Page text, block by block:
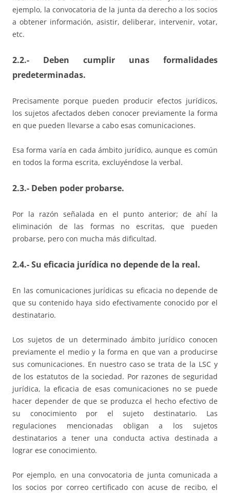
ejemplo, la convocatoria de la junta da derecho a los socios
a obtener información, asistir, deliberar, intervenir, votar,
etc.
2.2.- Deben cumplir unas formalidades
predeterminadas.
Precisamente porque pueden producir efectos jurídicos,
los sujetos afectados deben conocer previamente la forma
en que pueden llevarse a cabo esas comunicaciones.
Esa forma varía en cada ámbito jurídico, aunque es común
en todos la forma escrita, excluyéndose la verbal.
2.3.- Deben poder probarse.
Por la razón señalada en el punto anterior; de ahí la
eliminación de las formas no escritas, que pueden
probarse, pero con mucha más dificultad.
2.4.- Su eficacia jurídica no depende de la real.
En las comunicaciones jurídicas su eficacia no depende de
que su contenido haya sido efectivamente conocido por el
destinatario.
Los sujetos de un determinado ámbito jurídico conocen
previamente el medio y la forma en que van a producirse
sus comunicaciones. En nuestro caso se trata de la LSC y
de los estatutos de la sociedad. Por razones de seguridad
jurídica, la eficacia de esas comunicaciones no se puede
hacer depender de que se produzca el hecho efectivo de
su conocimiento por el sujeto destinatario. Las
regulaciones mencionadas obligan a los sujetos
destinatarios a tener una conducta activa destinada a
lograr ese conocimiento.
Por ejemplo, en una convocatoria de junta comunicada a
los socios por correo certificado con acuse de recibo, el